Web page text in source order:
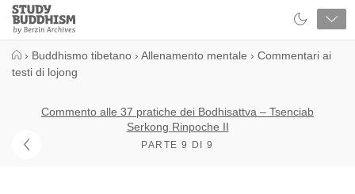
Close
Study
Buddhism
› Buddhismo tibetano › Allenamento mentale › Commentari ai
testi di lojong
Commento alle 37 pratiche dei Bodhisattva – Tsenciab
Serkong Rinpoche II
PARTE 9 DI 9